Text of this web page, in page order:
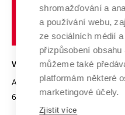
Transfer znalostí
Open Science
Projekty
Projekty ze strukturálních
Specifický výzkum
Služby univerzity
Mezinárodní dohody
Univerzitní sítě
Udržitelná univerzita
Podnikavá univerzita /
Bezpečná univerzita
Vyznamenání
Organizační struktura
VYSOKÉ UČENÍ TECHNICKÉ
Antonínská 548/1
602 00 Brno
shromažďování a
a používání webu,
ze sociálních médií
přizpůsobení
můžeme také
platformám některé
marketingové účely.
Zjistit více